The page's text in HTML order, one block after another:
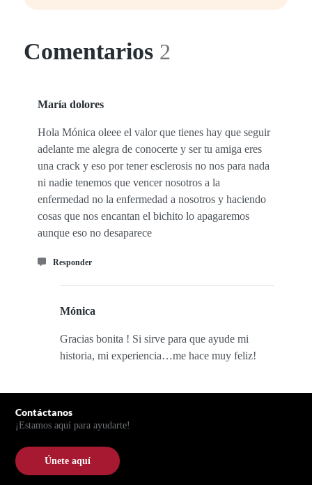
Comentarios 2
María dolores
Hola Mónica oleee el valor que tienes hay que seguir
adelante me alegra de conocerte y ser tu amiga eres
una crack y eso por tener esclerosis no nos para nada
ni nadie tenemos que vencer nosotros a la
enfermedad no la enfermedad a nosotros y haciendo
cosas que nos encantan el bichito lo apagaremos
aunque eso no desaparece
Responder
Mónica
Gracias bonita ! Si sirve para que ayude mi
historia, mi experiencia…me hace muy feliz!
Contáctanos
¡Estamos aquí para ayudarte!
Únete aquí